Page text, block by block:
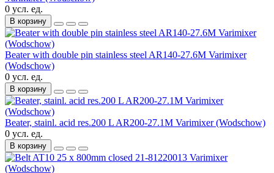
0 усл. ед.
В корзину
Beater with double pin stainless steel AR140-27.6M Varimixer
(Wodschow)
0 усл. ед.
В корзину
Beater, stainl. acid res.200 L AR200-27.1M Varimixer (Wodschow)
0 усл. ед.
В корзину